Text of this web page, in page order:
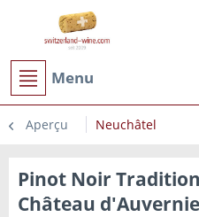
Menu
Aperçu Neuchâtel
Pinot Noir
Château